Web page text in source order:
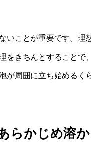
いことが重要です。
をきちんとすること
が周囲に立ち始めるく
らかじめ溶